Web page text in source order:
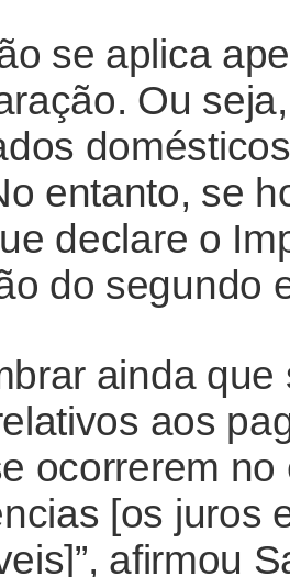
se aplica
Ou
entanto, se
declare o
do segundo
ainda
aos
ocorrerem
[os juros
afirmou